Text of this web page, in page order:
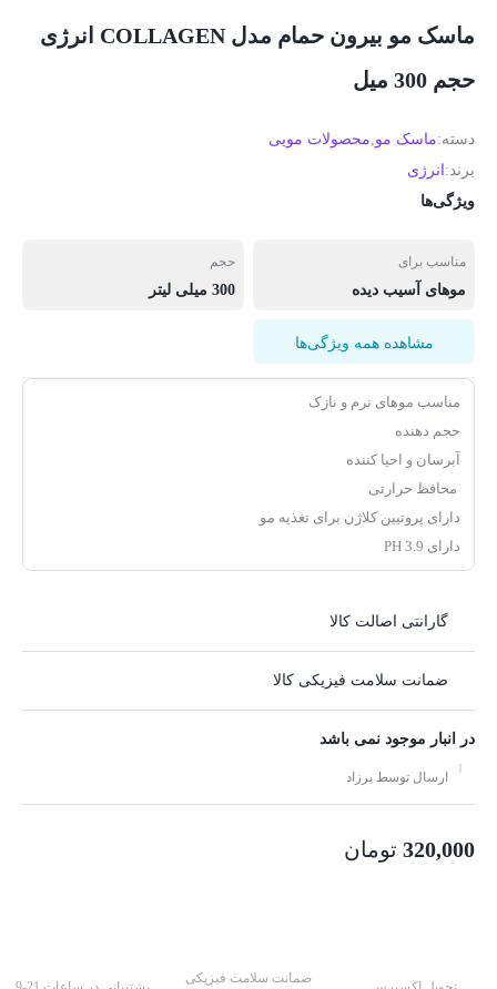
ماسک مو بیرون حمام مدل COLLAGEN انرژی
حجم 300 میل
دسته:ماسک مو محصولات مویی
برند: انرژی
ویژگی‌ها
مناسب برای
موهای آسیب دیده
حجم
300 میلی لیتر
مشاهده همه ویژگی‌ها
مناسب موهای نرم و نازک
حجم دهنده
آبرسان و احیا کننده
محافظ حرارتی
دارای پروتیین کلاژن برای تغذیه مو
دارای PH 3.9
گارانتی اصالت کالا
ضمانت سلامت فیزیکی کالا
در انبار موجود نمی باشد
ارسال توسط برزاد
320,000 تومان
ضمانت سلامت فیزیکی